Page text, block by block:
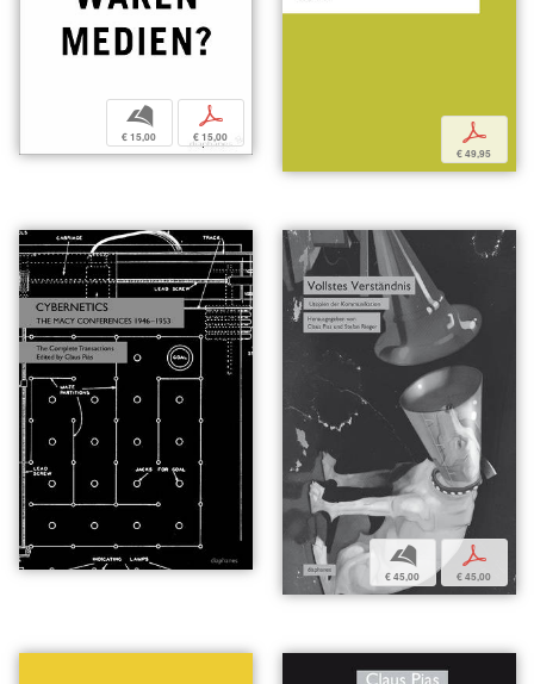
b
€ 15,00
p
€ 15,00 p
€ 49,95
b
€ 45,00
p
€ 45,00